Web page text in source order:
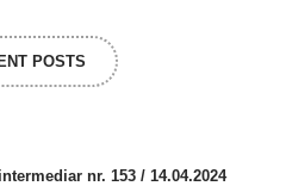
POSTS
nr. 153 / 14.04.2024